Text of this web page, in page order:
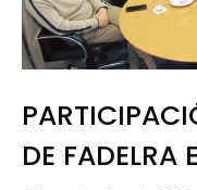
DE FADELRA